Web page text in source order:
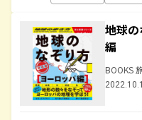
地球
編
BOOKS